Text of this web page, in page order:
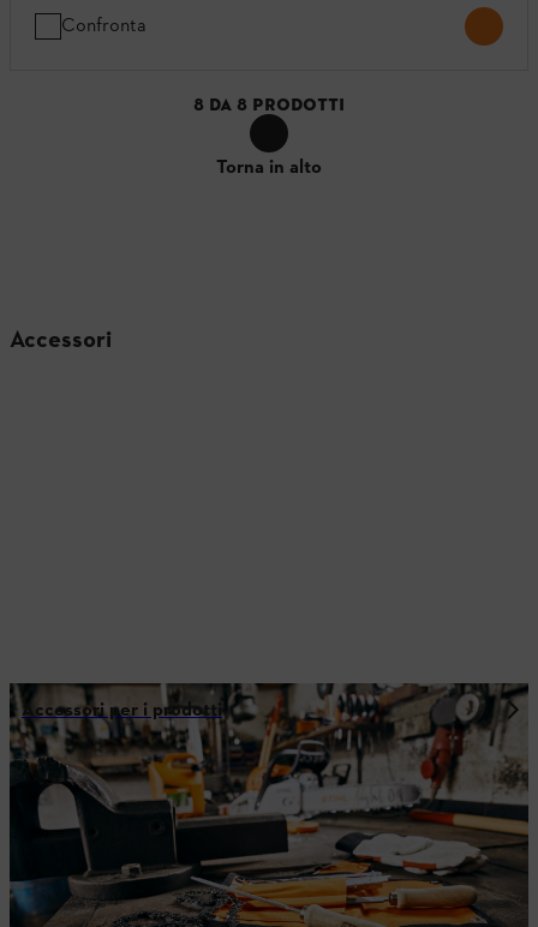
Confronta
8 DA 8 PRODOTTI
Torna in alto
Accessori
Accessori per i prodotti